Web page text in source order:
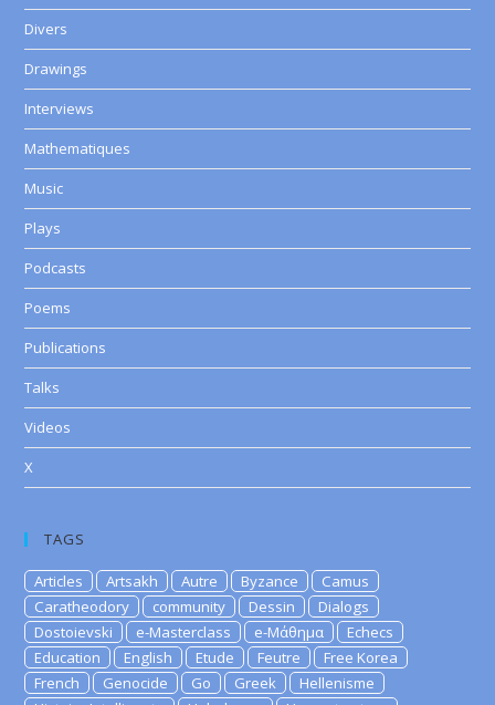
Divers
Drawings
Interviews
Mathematiques
Music
Plays
Podcasts
Poems
Publications
Talks
Videos
X
TAGS
Articles Artsakh Autre Byzance
Camus
Caratheodory
community Dessin
Dialogs
Dostoievski
e-Masterclass e-Μάθημα
Echecs
Education
English Etude Feutre
Free Korea
French
Genocide Go Greek
Hellenisme